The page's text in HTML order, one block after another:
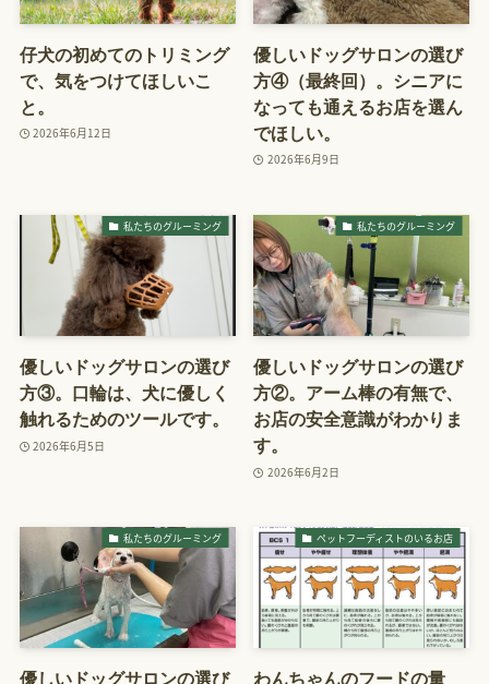
仔犬の初めてのトリミング
で、気をつけてほしいこ
と。
2026年6月12日
優しいドッグサロンの選び
方④（最終回）。シニアに
なっても通えるお店を選ん
でほしい。
2026年6月9日
私たちのグルーミング
優しいドッグサロンの選び
方③。口輪は、犬に優しく
触れるためのツールです。
2026年6月5日
私たちのグルーミング
優しいドッグサロンの選び
方②。アーム棒の有無で、
お店の安全意識がわかりま
す。
2026年6月2日
私たちのグルーミング
優しいドッグサロンの選び
ペットフーディストのいるお店
わんちゃんのフードの量